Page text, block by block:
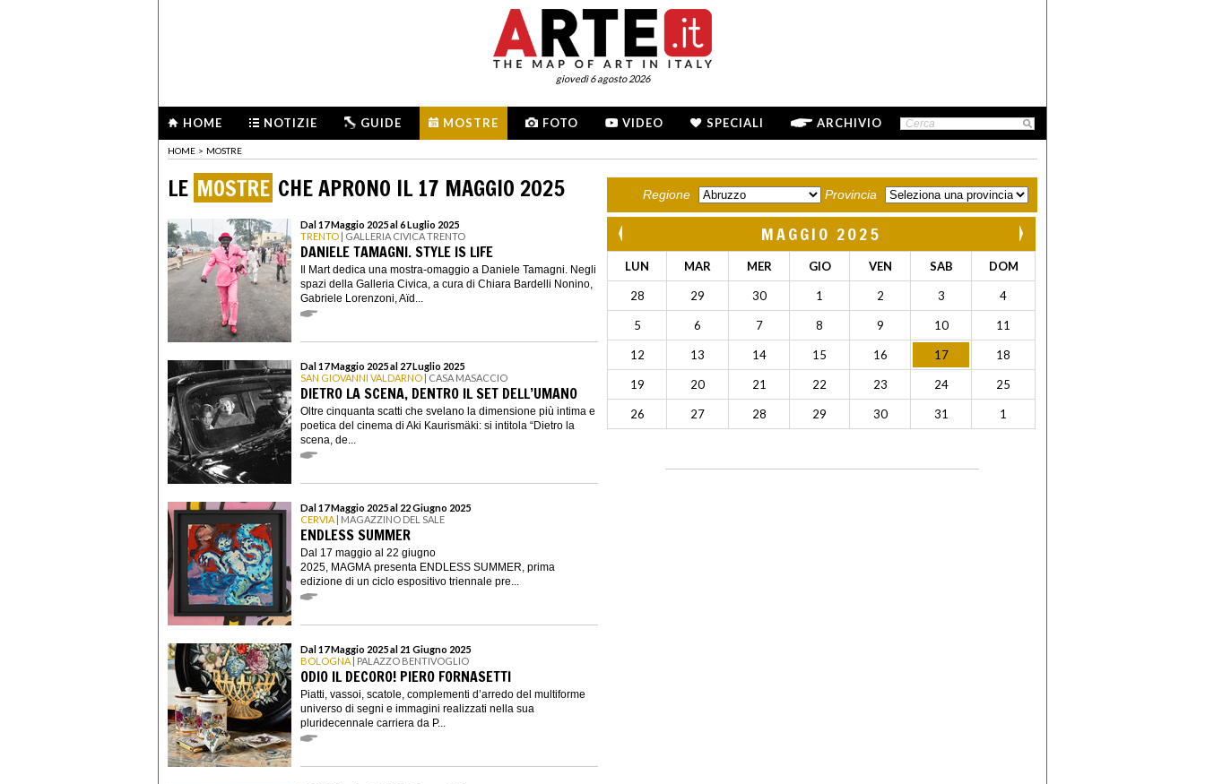
giovedì 6 agosto 2026
HOME NOTIZIE GUIDE MOSTRE FOTO VIDEO SPECIALI ARCHIVIO
HOME > MOSTRE
LE MOSTRE CHE APRONO IL 17 MAGGIO 2025
Dal 17 Maggio 2025 al 6 Luglio 2025
TRENTO | GALLERIA CIVICA TRENTO
DANIELE TAMAGNI. STYLE IS LIFE
Il Mart dedica una mostra-omaggio a Daniele Tamagni. Negli
spazi della Galleria Civica, a cura di Chiara Bardelli Nonino,
Gabriele Lorenzoni, Aïd...
Dal 17 Maggio 2025 al 27 Luglio 2025
SAN GIOVANNI VALDARNO | CASA MASACCIO
DIETRO LA SCENA, DENTRO IL SET DELL’UMANO
Oltre cinquanta scatti che svelano la dimensione più intima e
poetica del cinema di Aki Kaurismäki: si intitola “Dietro la
scena, de...
Dal 17 Maggio 2025 al 22 Giugno 2025
CERVIA | MAGAZZINO DEL SALE
ENDLESS SUMMER
Dal 17 maggio al 22 giugno
2025, MAGMA presenta ENDLESS SUMMER, prima
edizione di un ciclo espositivo triennale pre...
Dal 17 Maggio 2025 al 21 Giugno 2025
BOLOGNA | PALAZZO BENTIVOGLIO
ODIO IL DECORO! PIERO FORNASETTI
Piatti, vassoi, scatole, complementi d’arredo del multiforme
universo di segni e immagini realizzati nella sua
pluridecennale carriera da P...
Regione Provincia
MAGGIO 2025
LUN MAR MER GIO VEN SAB DOM
28 29 30 1 2 3 4
5 6 7 8 9 10 11
12 13 14 15 16 17 18
19 20 21 22 23 24 25
26 27 28 29 30 31 1